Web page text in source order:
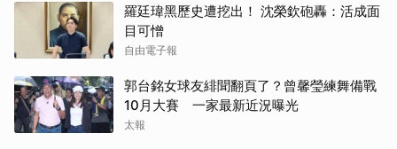
羅廷瑋黑歷史遭挖出！ 沈榮欽砲轟：活成面
目可憎
自由電子報
郭台銘女球友緋聞翻頁了？曾馨瑩練舞備戰
10月大賽 一家最新近況曝光
太報